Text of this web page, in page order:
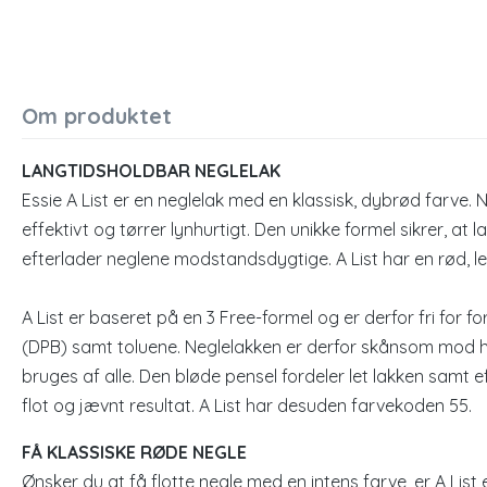
Om produktet
LANGTIDSHOLDBAR NEGLELAK
Essie A List er en neglelak med en klassisk, dybrød farve.
effektivt og tørrer lynhurtigt. Den unikke formel sikrer, at
efterlader neglene modstandsdygtige. A List har en rød,
A List er baseret på en 3 Free-formel og er derfor fri for
(DPB) samt toluene. Neglelakken er derfor skånsom mod
bruges af alle. Den bløde pensel fordeler let lakken samt
flot og jævnt resultat. A List har desuden farvekoden 55.
FÅ KLASSISKE RØDE NEGLE
Ønsker du at få flotte negle med en intens farve, er A List